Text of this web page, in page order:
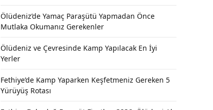
Ölüdeniz’de Yamaç Paraşütü Yapmadan Önce
Mutlaka Okumanız Gerekenler
Ölüdeniz ve Çevresinde Kamp Yapılacak En İyi
Yerler
Fethiye’de Kamp Yaparken Keşfetmeniz Gereken 5
Yürüyüş Rotası